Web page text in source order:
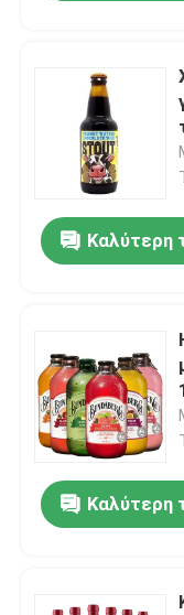
Καλύτερη
Καλύτερη